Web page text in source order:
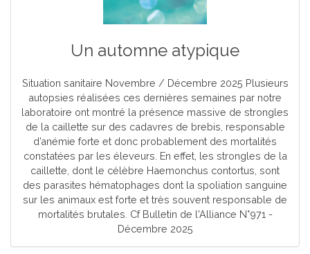
Un automne atypique
Situation sanitaire Novembre / Décembre 2025 Plusieurs
autopsies réalisées ces dernières semaines par notre
laboratoire ont montré la présence massive de strongles
de la caillette sur des cadavres de brebis, responsable
d’anémie forte et donc probablement des mortalités
constatées par les éleveurs. En effet, les strongles de la
caillette, dont le célèbre Haemonchus contortus, sont
des parasites hématophages dont la spoliation sanguine
sur les animaux est forte et très souvent responsable de
mortalités brutales. Cf Bulletin de l'Alliance N°971 -
Décembre 2025